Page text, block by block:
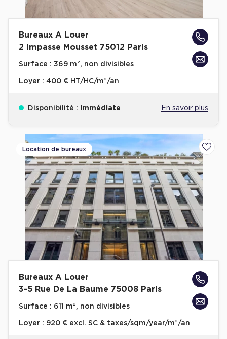
Bureaux A Louer
2 Impasse Mousset 75012 Paris
Surface : 369 m², non divisibles
Loyer : 400 € HT/HC/m²/an
Disponibilité : Immédiate En savoir plus
Location de bureaux
Bureaux A Louer
3-5 Rue De La Baume 75008 Paris
Surface : 611 m², non divisibles
Loyer : 920 € excl. SC & taxes/sqm/year/m²/an